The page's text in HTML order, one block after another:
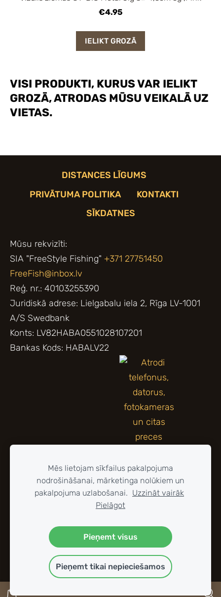
VISI PRODUKTI, KURUS VAR IELIKT
GROZĀ, ATRODAS MŪSU VEIKALĀ UZ
VIETAS.
€4.95
IELIKT GROZĀ
DISTANCES LĪGUMS
PRIVĀTUMA POLITIKA
KONTAKTI
SĪKDATNES
Mūsu rekvizīti:
SIA "FreeStyle Fishing" +371 27751450
FreeFish@inbox.lv
Reģ. nr.: 40103255390
Juridiskā adrese: Lielgabalu iela 2, Rīga LV-1001
A/S Swedbank
Konts: LV82HABA0551028107201
Bankas Kods: HABALV22
Mēs lietojam sīkfailus pakalpojuma
nodrošināšanai, mārketinga nolūkiem un
pakalpojuma uzlabošanai. Uzzināt vairāk
Pielāgot
Pieņemt visus
Pieņemt tikai nepieciešamos